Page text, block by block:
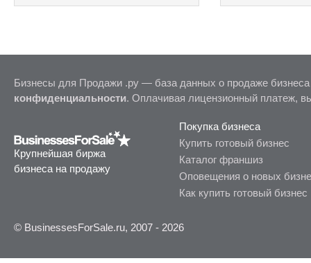
Бизнесы для Продажи .ру — база данных о продаже
конфиденциальности. Оплачивая лицензионный платеж,
Крупнейшая биржа
бизнеса на продажу
Покупка бизнеса
Купить готовый бизнес
Каталог франшиз
Оповещения о новых
Как купить готовый бизнес
© BusinessesForSale.ru, 2007 - 2026